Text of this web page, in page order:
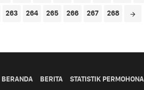
263 264 265 266 267 268
BERANDA BERITA STATISTIK